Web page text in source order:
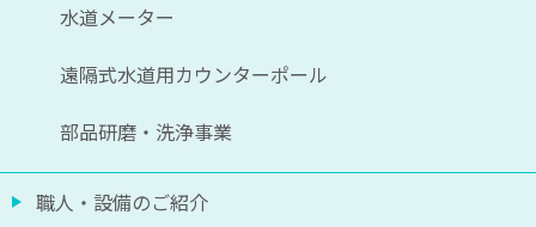
水道メーター
遠隔式水道用カウンターポール
部品研磨・洗浄事業
職人・設備のご紹介